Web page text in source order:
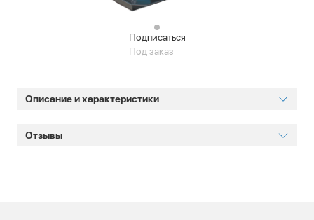
Подписаться
Под заказ
Описание и характеристики
Отзывы